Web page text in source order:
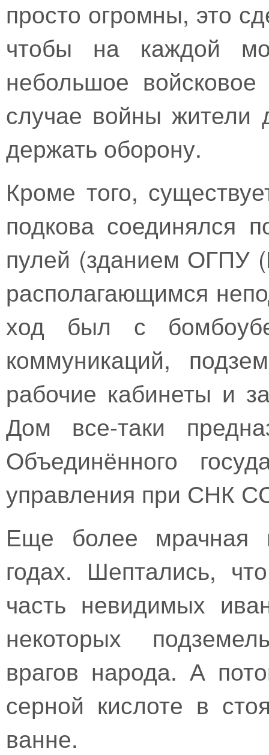
просто огромны, это
чтобы на каждой
небольшое
случае войны жители
держать оборону.
Кроме того,
подкова соединялся
пулей (зданием ОГПУ
располагающимся
ход был с
коммуникаций,
рабочие кабинеты и
Дом все-таки
Объединённого
управления при СНК
Еще более мрачная
годах. Шептались,
часть невидимых
некоторых
врагов народа. А
серной кислоте в
ванне.